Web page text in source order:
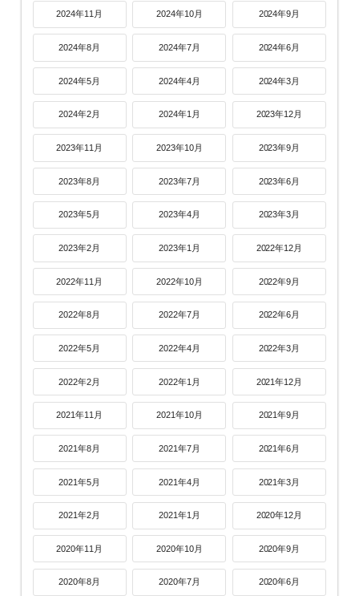
2024年11月 2024年10月 2024年9月
2024年8月 2024年7月 2024年6月
2024年5月 2024年4月 2024年3月
2024年2月 2024年1月 2023年12月
2023年11月 2023年10月 2023年9月
2023年8月 2023年7月 2023年6月
2023年5月 2023年4月 2023年3月
2023年2月 2023年1月 2022年12月
2022年11月 2022年10月 2022年9月
2022年8月 2022年7月 2022年6月
2022年5月 2022年4月 2022年3月
2022年2月 2022年1月 2021年12月
2021年11月 2021年10月 2021年9月
2021年8月 2021年7月 2021年6月
2021年5月 2021年4月 2021年3月
2021年2月 2021年1月 2020年12月
2020年11月 2020年10月 2020年9月
2020年8月 2020年7月 2020年6月